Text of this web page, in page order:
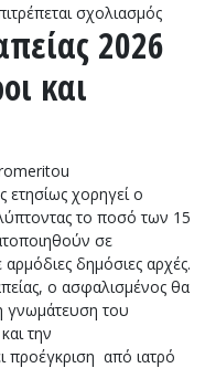
σχολιασμόςστο
ΔΥΠΑ
2026
και
ετησίως χορηγεί ο
το ποσό των 15
σε
δημόσιες αρχές.
ο ασφαλισμένος θα
γνωμάτευση του
την
προέγκριση από ιατρό